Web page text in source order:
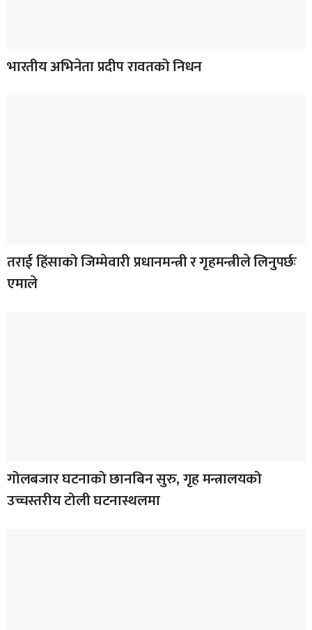
भारतीय अभिनेता प्रदीप रावतको निधन
तराई हिंसाको जिम्मेवारी प्रधानमन्त्री र गृहमन्त्रीले लिनुपर्छः
एमाले
गोलबजार घटनाको छानबिन सुरु, गृह मन्त्रालयको
उच्चस्तरीय टोली घटनास्थलमा